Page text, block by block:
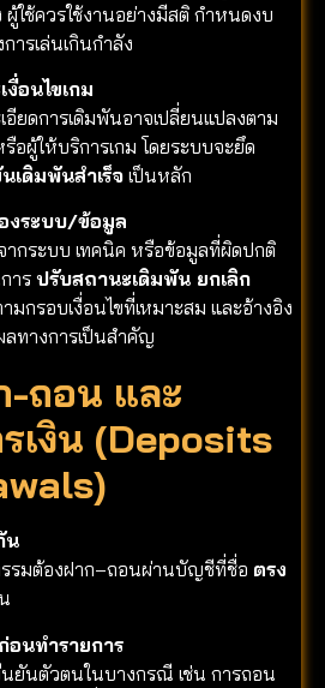
ผู้ใช้ควรใช้งานอย่างมีสติ กำหนดงบ
ารเล่นเกินกำลัง
อนไขเกม
อียดการเดิมพันอาจเปลี่ยนแปลงตาม
ผู้ให้บริการเกม โดยระบบจะยึด
เดิมพันสำเร็จเป็นหลัก
งระบบ/ข้อมูล
ากระบบ เทคนิค หรือข้อมูลที่ผิดปกติ
าร ปรับสถานะเดิมพัน ยกเลิก
มกรอบเงื่อนไขที่เหมาะสม และอ้างอิง
ทางการเป็นสำคัญ
-ถอน และ
เงิน (Deposits
น
รมต้องฝาก–ถอนผ่านบัญชีที่ชื่อ ตรง
นทำรายการ
นยันตัวตนในบางกรณี เช่น การถอน